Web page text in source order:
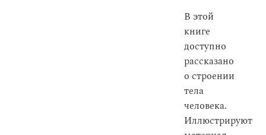
В этой
книге
доступно
рассказано
о строении
тела
человека.
Иллюстрируют